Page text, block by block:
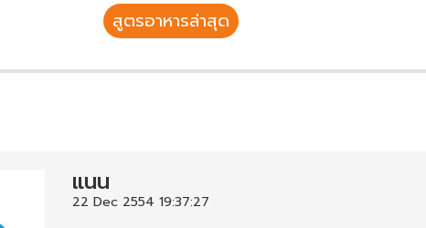
สูตรอาหารล่าสุด
แนน
22 Dec 2554 19:37:27